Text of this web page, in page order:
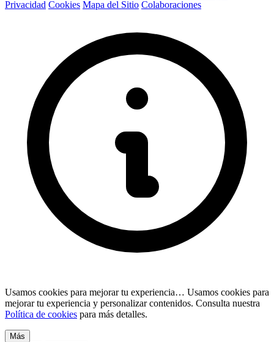
Privacidad Cookies Mapa del Sitio Colaboraciones
Usamos cookies para mejorar tu experiencia… Usamos cookies para
mejorar tu experiencia y personalizar contenidos. Consulta nuestra
Política de cookies para más detalles.
Más